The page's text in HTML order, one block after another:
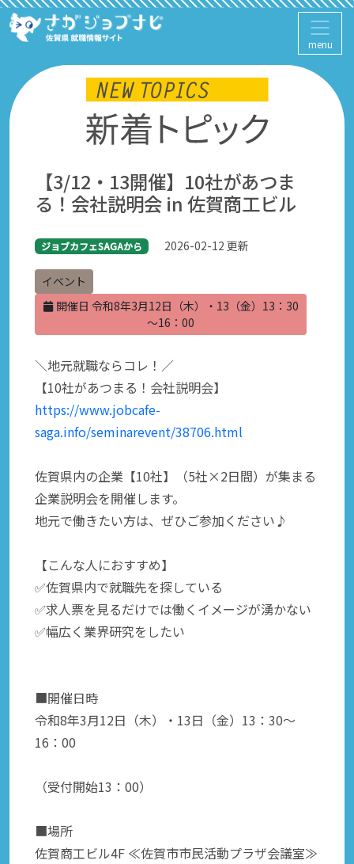
menu
【3/12・13開催】10社があつま
る！会社説明会 in 佐賀商工ビル
ジョブカフェSAGAから 2026-02-12 更新
イベント
開催日 令和8年3月12日（木）・13（金）13：30
～16：00
＼地元就職ならコレ！／
【10社があつまる！会社説明会】
https://www.jobcafe-
saga.info/seminarevent/38706.html
佐賀県内の企業【10社】（5社×2日間）が集まる
企業説明会を開催します。
地元で働きたい方は、ぜひご参加ください♪
【こんな人におすすめ】
✅佐賀県内で就職先を探している
✅求人票を見るだけでは働くイメージが湧かない
✅幅広く業界研究をしたい
■開催日時
令和8年3月12日（木）・13日（金）13：30～
16：00
（受付開始13：00）
■場所
佐賀商工ビル4F ≪佐賀市市民活動プラザ会議室≫